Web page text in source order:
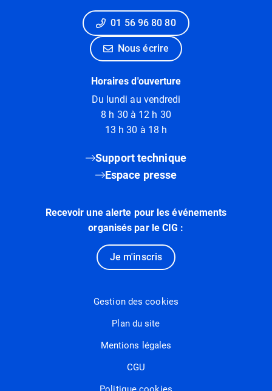
01 56 96 80 80
Nous écrire
Horaires d'ouverture
Du lundi au vendredi
8 h 30 à 12 h 30
13 h 30 à 18 h
Support technique
Espace presse
Recevoir une alerte pour les événements
organisés par le CIG :
Je m'inscris
Gestion des cookies
Plan du site
Mentions légales
CGU